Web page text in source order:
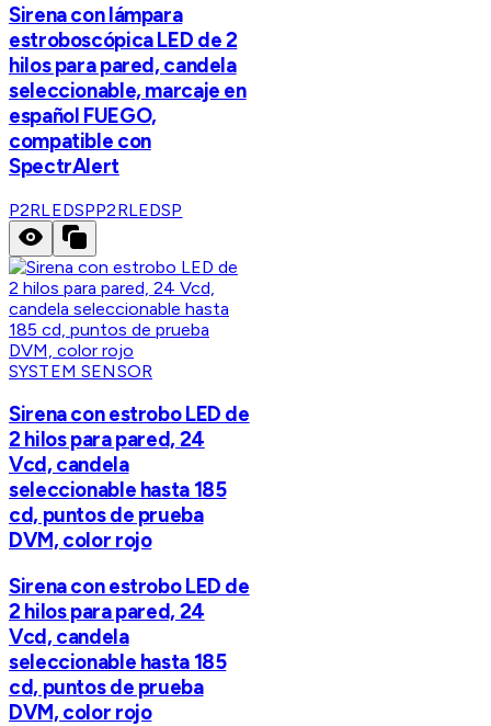
Sirena con lámpara
estroboscópica LED de 2
hilos para pared, candela
seleccionable, marcaje en
español FUEGO,
compatible con
SpectrAlert
P2RLEDSPP2RLEDSP
SYSTEM SENSOR
Sirena con estrobo LED de
2 hilos para pared, 24
Vcd, candela
seleccionable hasta 185
cd, puntos de prueba
DVM, color rojo
Sirena con estrobo LED de
2 hilos para pared, 24
Vcd, candela
seleccionable hasta 185
cd, puntos de prueba
DVM, color rojo